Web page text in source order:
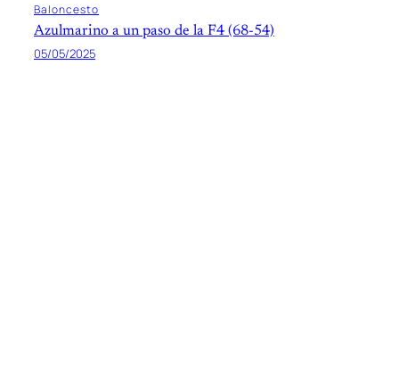
Baloncesto
Azulmarino a un paso de la F4 (68-54)
05/05/2025